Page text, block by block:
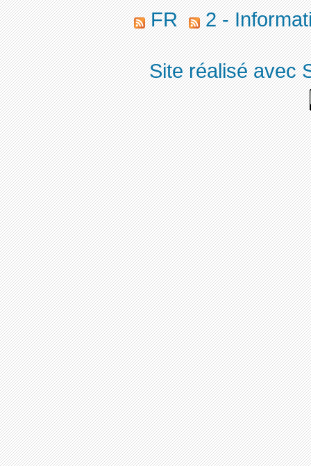
FR
2 -
Site réalisé avec